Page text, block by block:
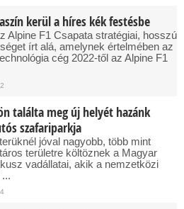
kerül a híres kék festésbe
Alpine F1 Csapata stratégiai, hosszú
írt alá, amelynek értelmében az
cég 2022-től az Alpine F1
találta meg új helyét hazánk
szafariparkja
jóval nagyobb, több mint
területre költöznek a Magyar
vadállatai, akik a nemzetközi